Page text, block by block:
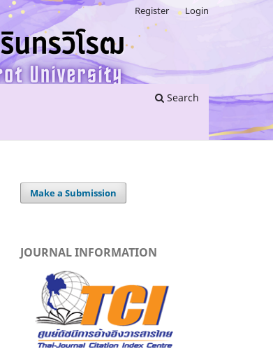
Search
Register Login
Make a Submission
JOURNAL INFORMATION